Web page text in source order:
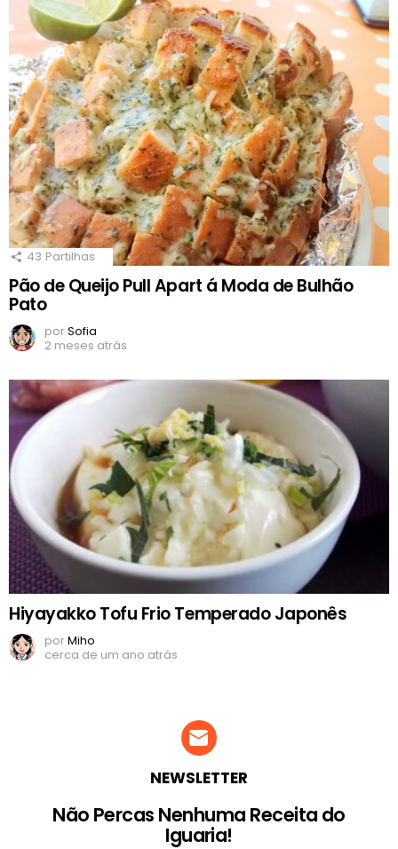
43 Partilhas
Pão de Queijo Pull Apart á Moda de Bulhão
Pato
porSofia
2 meses atrás
Hiyayakko Tofu Frio Temperado Japonês
porMiho
cerca de um ano atrás
NEWSLETTER
Não Percas Nenhuma Receita do
Iguaria!